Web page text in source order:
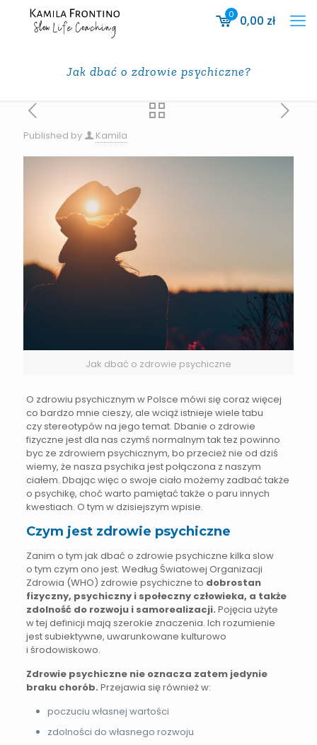
0 0,00 zł
Jak dbać o zdrowie psychiczne?
Published by Kamila
Jak dbać o zdrowie psychiczne
O zdrowiu psychicznym w Polsce mówi się coraz więcej
co bardzo mnie cieszy, ale wciąż istnieje wiele tabu
czy stereotypów na jego temat. Dbanie o zdrowie
fizyczne jest dla nas czymś normalnym tak tez powinno
byc ze zdrowiem psychicznym, bo przecież nie od dziś
wiemy, że nasza psychika jest połączona z naszym
ciałem. Dbając więc o swoje ciało możemy zadbać także
o psychikę, choć warto pamiętać także o paru innych
kwestiach. O tym w dzisiejszym wpisie.
Czym jest zdrowie psychiczne
Zanim o tym jak dbać o zdrowie psychiczne kilka slow
o tym czym ono jest. Według Światowej Organizacji
Zdrowia (WHO) zdrowie psychiczne to dobrostan
fizyczny, psychiczny i społeczny człowieka, a także
zdolność do rozwoju i samorealizacji. Pojęcia użyte
w tej definicji mają szerokie znaczenia. Ich rozumienie
jest subiektywne, uwarunkowane kulturowo
i środowiskowo.
Zdrowie psychiczne nie oznacza zatem jedynie
braku chorób. Przejawia się również w:
poczuciu własnej wartości
zdolności do własnego rozwoju